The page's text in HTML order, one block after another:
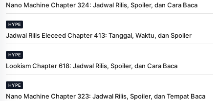
Nano Machine Chapter 324: Jadwal Rilis, Spoiler, dan Cara Baca
HYPE
Jadwal Rilis Eleceed Chapter 413: Tanggal, Waktu, dan Spoiler
HYPE
Lookism Chapter 618: Jadwal Rilis, Spoiler, dan Cara Baca
HYPE
Nano Machine Chapter 323: Jadwal Rilis, Spoiler, dan Tempat Baca